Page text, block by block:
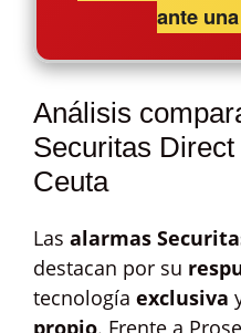
ante
Análisis
Securitas
Ceuta
Las alarmas
destacan por su
tecnología exclusiva
propio. Frente a